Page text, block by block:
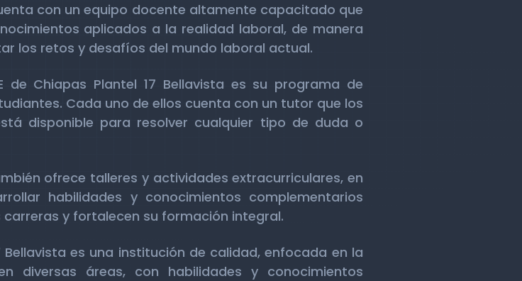
con un equipo docente altamente capacitado que
aplicados a la realidad laboral, de manera
los retos y desafíos del mundo laboral actual.
de Chiapas Plantel 17 Bellavista es su programa de
Cada uno de ellos cuenta con un tutor que los
disponible para resolver cualquier tipo de duda o
ofrece talleres y actividades extracurriculares, en
habilidades y conocimientos complementarios
y fortalecen su formación integral.
Bellavista es una institución de calidad, enfocada en la
diversas áreas, con habilidades y conocimientos